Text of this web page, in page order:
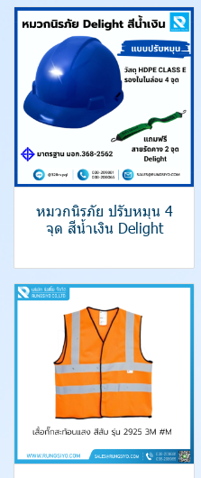
หมวกนิรภัย ปรับหมุน 4
จุด สีน้ำเงิน Delight